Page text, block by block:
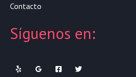
Contacto
Síguenos en: